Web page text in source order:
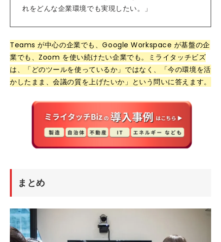
れをどんな企業環境でも実現したい。」
Teams が中心の企業でも、Google Workspace が基盤の企
業でも、Zoom を使い続けたい企業でも。ミライタッチビズ
は、「どのツールを使っているか」ではなく、「今の環境を活
かしたまま、会議の質を上げたいか」という問いに答えます。
まとめ